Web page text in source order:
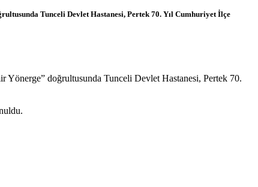
Tunceli Devlet Hastanesi, Pertek 70. Yıl Cumhuriyet İlçe
Yönerge” doğrultusunda Tunceli Devlet Hastanesi, Pertek 70.